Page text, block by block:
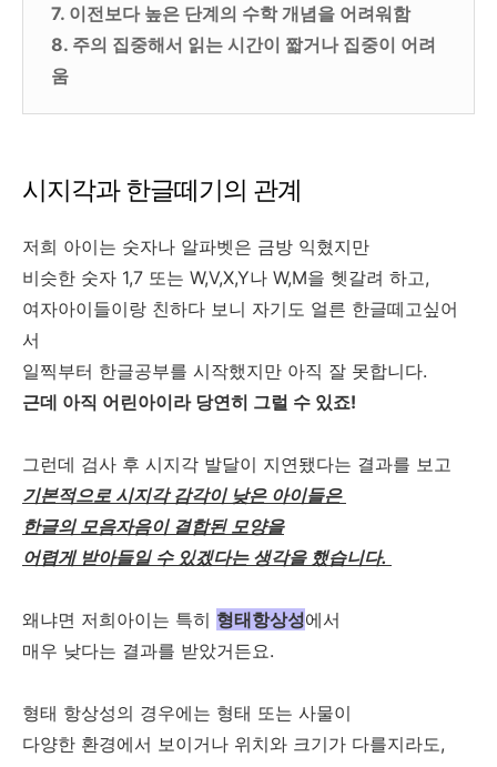
7. 이전보다 높은 단계의 수학 개념을 어려워함
8. 주의 집중해서 읽는 시간이 짧거나 집중이 어려
움
시지각과 한글떼기의 관계
저희 아이는 숫자나 알파벳은 금방 익혔지만
비슷한 숫자 1,7 또는 W,V,X,Y나 W,M을 헷갈려 하고,
여자아이들이랑 친하다 보니 자기도 얼른 한글떼고싶어
서
일찍부터 한글공부를 시작했지만 아직 잘 못합니다.
근데 아직 어린아이라 당연히 그럴 수 있죠!
그런데 검사 후 시지각 발달이 지연됐다는 결과를 보고
기본적으로 시지각 감각이 낮은 아이들은
한글의 모음자음이 결합된 모양을
어렵게 받아들일 수 있겠다는 생각을 했습니다.
왜냐면 저희아이는 특히 형태항상성에서
매우 낮다는 결과를 받았거든요.
형태 항상성의 경우에는 형태 또는 사물이
다양한 환경에서 보이거나 위치와 크기가 다를지라도,